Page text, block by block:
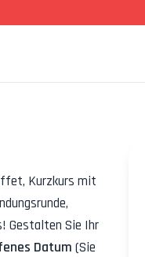
Kurzkurs mit
Gestalten Sie Ihr
Datum (Sie